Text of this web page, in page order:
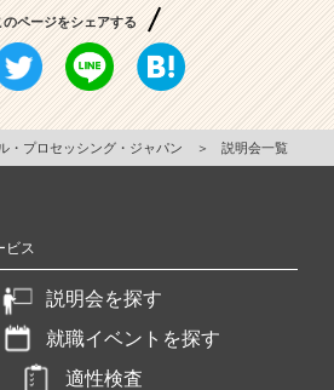
イ
（C
のページをシェアする
・プロセッシング・ジャパン ＞ 説明会一覧
ビス
説明会を探す
就職イベントを探す
適性検査